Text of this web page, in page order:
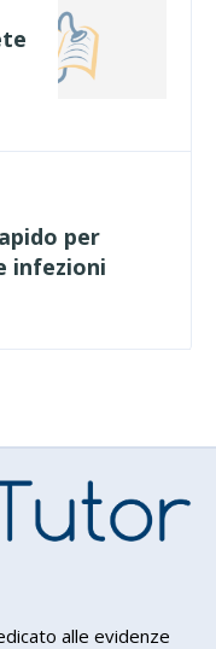
per
infezioni
alle evidenze